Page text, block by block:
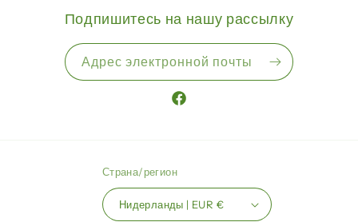
Подпишитесь на нашу рассылку
Адрес электронной почты
Facebook
Страна/регион
Нидерланды | EUR €